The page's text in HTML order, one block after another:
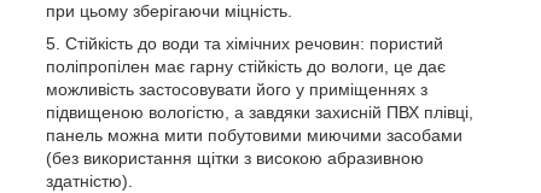
при цьому зберігаючи міцність.
Стійкість до води та хімічних речовин: пористий
поліпропілен має гарну стійкість до вологи, це дає
можливість застосовувати його у приміщеннях з
підвищеною вологістю, а завдяки захисній ПВХ плівці,
панель можна мити побутовими миючими засобами
(без використання щітки з високою абразивною
здатністю).